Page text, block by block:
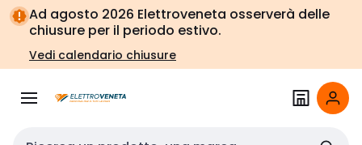
Vai alla
navigazione
Vai
alla
pagina
Ad agosto 2026 Elettroveneta osserverà delle
chiusure per il periodo estivo.
Vedi calendario chiusure